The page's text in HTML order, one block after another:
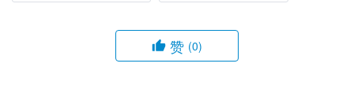
赞 (0)